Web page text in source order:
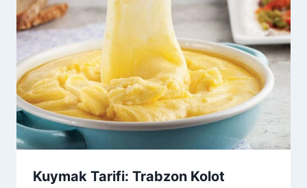
Kuymak Tarifi: Trabzon Kolot